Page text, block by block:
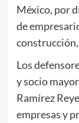
México, por
de
Los
y socio
Ramírez
empresas y